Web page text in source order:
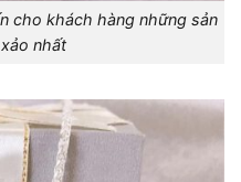
cho khách hàng những sản
nhất